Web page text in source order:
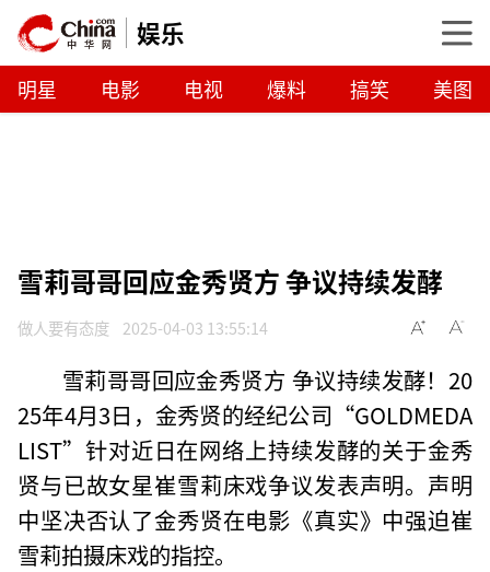
娱乐
明星 电影 电视 爆料 搞笑 美图
雪莉哥哥回应金秀贤方 争议持续发酵
做人要有态度 2025-04-03 13:55:14
雪莉哥哥回应金秀贤方 争议持续发酵！20
25年4月3日，金秀贤的经纪公司“GOLDMEDA
LIST”针对近日在网络上持续发酵的关于金秀
贤与已故女星崔雪莉床戏争议发表声明。声明
中坚决否认了金秀贤在电影《真实》中强迫崔
雪莉拍摄床戏的指控。